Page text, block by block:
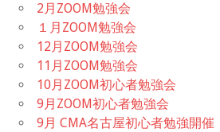
2月ZOOM勉強会
１月ZOOM勉強会
12月ZOOM勉強会
11月ZOOM勉強会
10月ZOOM初心者勉強会
9月ZOOM初心者勉強会
9月 CMA名古屋初心者勉強開催